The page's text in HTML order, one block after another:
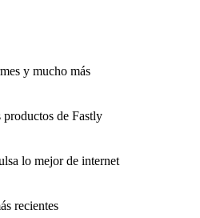
y mucho más
de Fastly
lo mejor de internet
recientes